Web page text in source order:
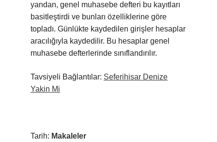
yandan, genel muhasebe defteri bu kayıtları
basitleştirdi ve bunları özelliklerine göre
topladı. Günlükte kaydedilen girişler hesaplar
aracılığıyla kaydedilir. Bu hesaplar genel
muhasebe defterlerinde sınıflandırılır.
Tavsiyeli Bağlantılar: Seferihisar Denize
Yakin Mi
Tarih: Makaleler